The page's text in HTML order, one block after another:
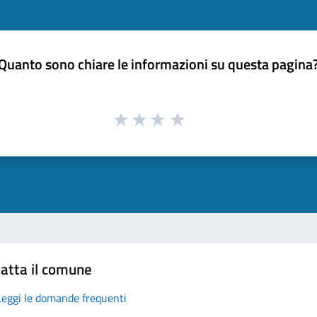
sono chiare le informazioni su questa
il comune
le domande frequenti